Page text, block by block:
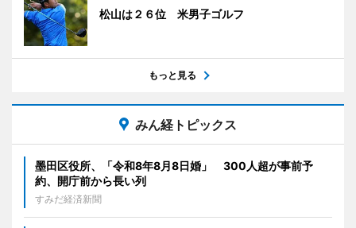
松山は２６位 米男子ゴルフ
もっと見る
みん経トピックス
墨田区役所、「令和8年8月8日婚」 300人超が事前予
約、開庁前から長い列
すみだ経済新聞